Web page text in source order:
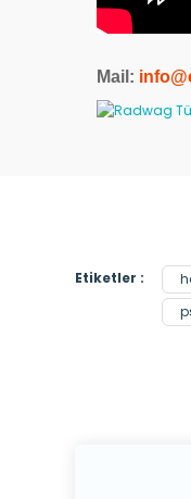
Mail:
Etiketler :